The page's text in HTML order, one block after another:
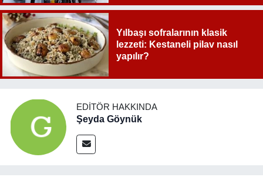
Yılbaşı sofralarının klasik
lezzeti: Kestaneli pilav nasıl
yapılır?
EDITÖR HAKKINDA
Şeyda Göynük